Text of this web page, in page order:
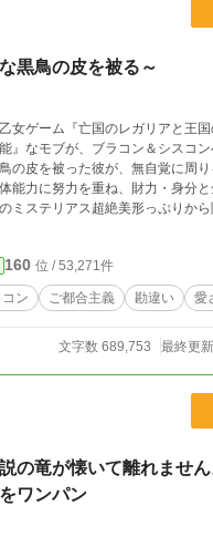
黒鳥の皮を被る～
ゲーム『亡国のレガリアと王
』なモブが、ブラコン＆シスコ
の皮を被った彼が、無自覚に周
能力に努力を重ね、財力・身分
ステリアス超絶美形っぷりか
突っ込みが炸裂する彼の日常。
160 位 / 53,271件
ン ご都合主義 勘違い 愛
文字数 689,753 最終更
の竜が懐いて離れませ
ワンパン